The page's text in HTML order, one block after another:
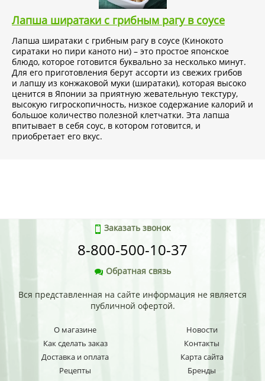
Лапша ширатаки с грибным рагу в соусе
Лапша ширатаки с грибным рагу в соусе (Кинокото
сиратаки но пири каното ни) – это простое японское
блюдо, которое готовится буквально за несколько минут.
Для его приготовления берут ассорти из свежих грибов
и лапшу из конжаковой муки (ширатаки), которая высоко
ценится в Японии за приятную жевательную текстуру,
высокую гигроскопичность, низкое содержание калорий и
большое количество полезной клетчатки. Эта лапша
впитывает в себя соус, в котором готовится, и
приобретает его вкус.
Заказать звонок
8-800-500-10-37
Обратная связь
Вся представленная на сайте информация не является
публичной офертой.
О магазине
Как сделать заказ
Доставка и оплата
Рецепты
Новости
Контакты
Карта сайта
Бренды